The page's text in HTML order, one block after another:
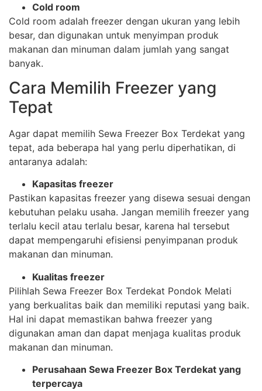
Cold room
Cold room adalah freezer dengan ukuran yang lebih
besar, dan digunakan untuk menyimpan produk
makanan dan minuman dalam jumlah yang sangat
banyak.
Cara Memilih Freezer yang
Tepat
Agar dapat memilih Sewa Freezer Box Terdekat yang
tepat, ada beberapa hal yang perlu diperhatikan, di
antaranya adalah:
Kapasitas freezer
Pastikan kapasitas freezer yang disewa sesuai dengan
kebutuhan pelaku usaha. Jangan memilih freezer yang
terlalu kecil atau terlalu besar, karena hal tersebut
dapat mempengaruhi efisiensi penyimpanan produk
makanan dan minuman.
Kualitas freezer
Pilihlah Sewa Freezer Box Terdekat Pondok Melati
yang berkualitas baik dan memiliki reputasi yang baik.
Hal ini dapat memastikan bahwa freezer yang
digunakan aman dan dapat menjaga kualitas produk
makanan dan minuman.
Perusahaan Sewa Freezer Box Terdekat yang
terpercaya